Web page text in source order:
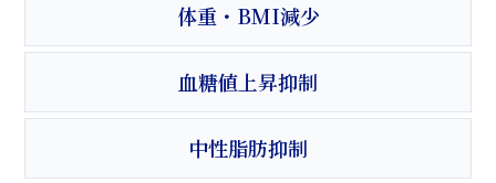
体重・BMI減少
血糖値上昇抑制
中性脂肪抑制